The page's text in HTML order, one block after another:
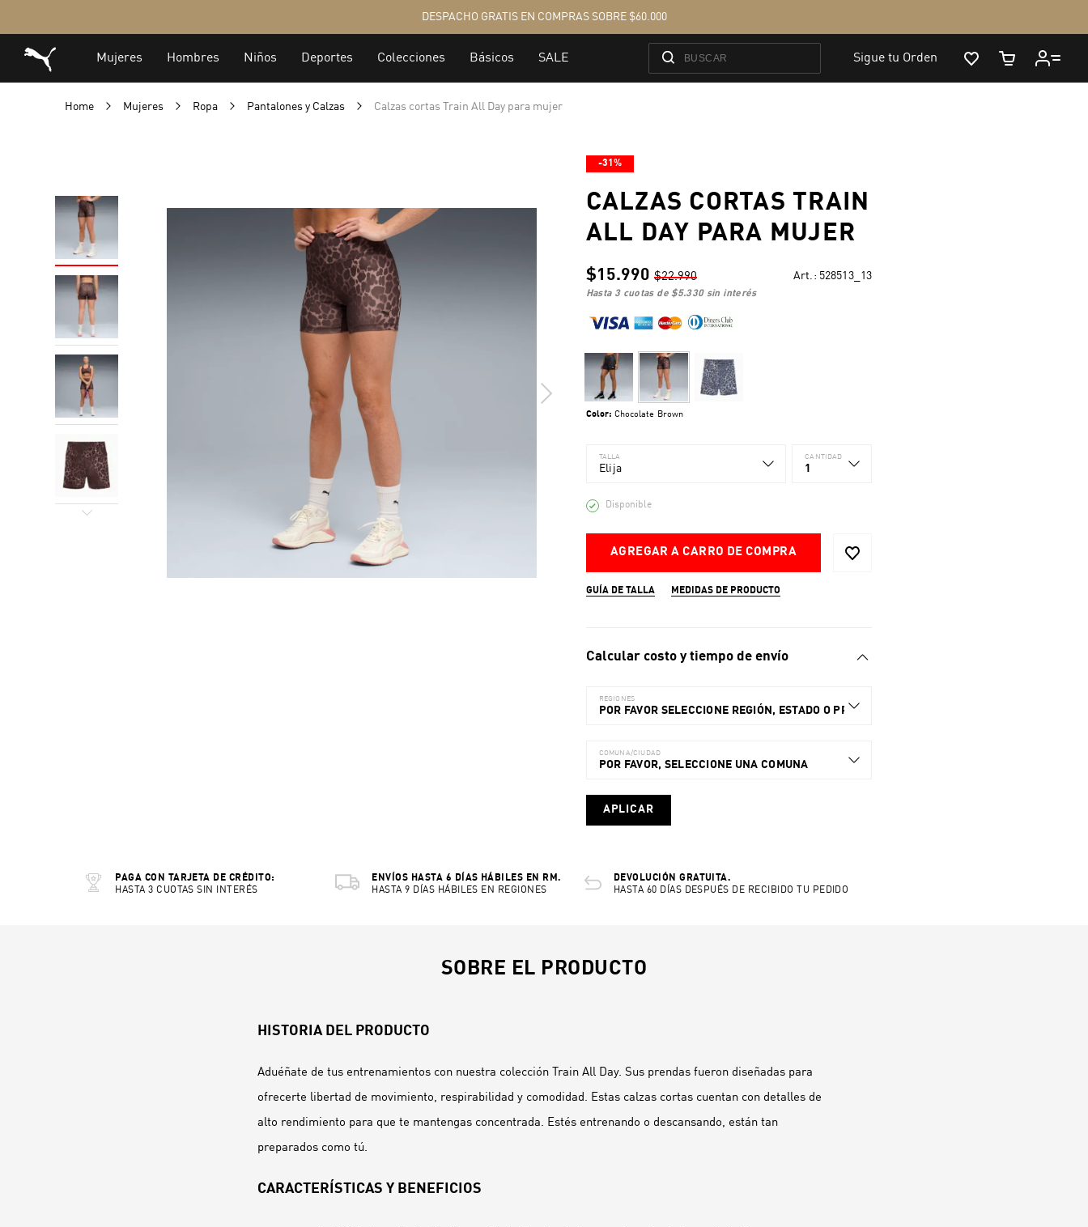
Home Mujeres Ropa Pantalones y Calzas Calzas cortas Train All Day para mujer
-31%
CALZAS CORTAS TRAIN
ALL DAY PARA MUJER
$15.990 $22.990 Art.: 528513_13
hasta 3 cuotas de $5.330sin interés
Color: Chocolate Brown
TALLA
Elija
CANTIDAD
1
Disponible
AGREGAR A CARRO DE COMPRA
GUÍA DE TALLA MEDIDAS DE PRODUCTO
Calcular costo y tiempo de envío
REGIONES
POR FAVOR SELECCIONE REGIÓN, ESTADO O PROVINCIA.
COMUNA/CIUDAD
POR FAVOR, SELECCIONE UNA COMUNA
APLICAR
PAGA CON TARJETA DE CRÉDITO:
HASTA 3 CUOTAS SIN INTERÉS
ENVÍOS HASTA 6 DÍAS HÁBILES EN RM.
HASTA 9 DÍAS HÁBILES EN REGIONES
DEVOLUCIÓN GRATUITA.
HASTA 60 DÍAS DESPUÉS DE RECIBIDO TU PEDIDO
SOBRE EL PRODUCTO
HISTORIA DEL PRODUCTO
Aduéñate de tus entrenamientos con nuestra colección Train All Day. Sus prendas fueron diseñadas para
ofrecerte libertad de movimiento, respirabilidad y comodidad. Estas calzas cortas cuentan con detalles de
alto rendimiento para que te mantengas concentrada. Estés entrenando o descansando, están tan
preparados como tú.
CARACTERÍSTICAS Y BENEFICIOS